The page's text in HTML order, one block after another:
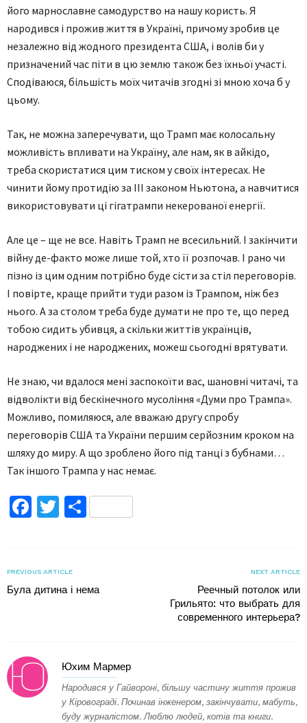
його марнославне самодурство на нашу користь. Я
народився і прожив життя в Україні, причому зробив це
незалежно від жодного президента США, і волів би у
призначений час піти в цю землю також без їхньої участі.
Сподіваюся, більшість моїх читачів згодні зі мною хоча б у
цьому.
Так, не можна заперечувати, що Трамп має колосальну
можливість впливати на Україну, але нам, як в айкідо,
треба скористатися цим тиском у своїх інтересах. Не
чинити йому протидію за III законом Ньютона, а навчитися
використовувати ці гігатрампи некерованої енергії.
Але це – ще не все. Навіть Трамп не всесильний. І закінчити
війну де-факто може лише той, хто її розпочав. І рано чи
пізно із цим одним потрібно буде сісти за стіл переговорів.
І повірте, краще прийти туди разом із Трампом, ніж без
нього. А за столом треба буде думати не про те, що перед
тобою сидить убивця, а скільки життів українців,
народжених і не народжених, можеш сьогодні врятувати.
Не знаю, чи вдалося мені заспокоїти вас, шановні читачі, та
відволікти від бескінечного мусоління «Думи про Трампа».
Можливо, помиляюся, але вважаю другу спробу
переговорів США та України першим серйозним кроком на
шляху до миру. А що зроблено його під танці з бубнами…
Так іншого Трампа у нас немає.
Facebook
TwitterПоділитися
PREVIOUS ARTICLE
Була дитина і нема
NEXT ARTICLE
Реечный потолок или
Грильято: что выбрать для
современного интерьера?
Юхим Мармер
Народився у Гайвороні, більшу частину життя прожив
у Кіровограді. Починав інженером, закінчувати, мабуть,
буду журналістом. Люблю людей, котів та книги.